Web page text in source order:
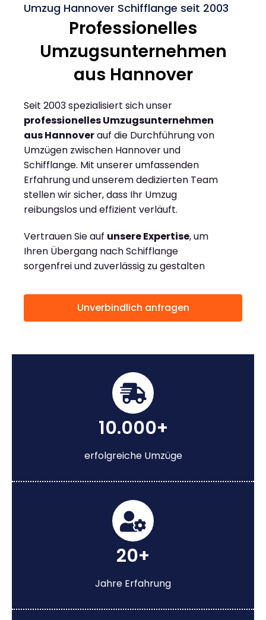
Umzug Hannover Schifflange seit 2003
Professionelles
Umzugsunternehmen
aus Hannover
Seit 2003 spezialisiert sich unser
professionelles Umzugsunternehmen
aus Hannoverauf die Durchführung von
Umzügen zwischen Hannover und
Schifflange. Mit unserer umfassenden
Erfahrung und unserem dedizierten Team
stellen wir sicher, dass Ihr Umzug
reibungslos und effizient verläuft.
Vertrauen Sie auf unsere Expertise, um
Ihren Übergang nach Schifflange
sorgenfrei und zuverlässig zu gestalten
Unverbindlich anfragen
10.000+
erfolgreiche Umzüge
20+
Jahre Erfahrung